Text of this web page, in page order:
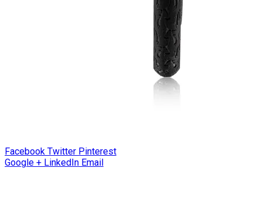
Facebook Twitter Pinterest
Google + LinkedIn Email